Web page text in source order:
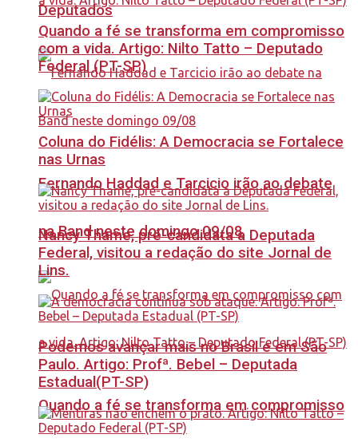
Deputados
Fernando Haddad e Tarcicio irão ao debate
na Band neste domingo 09/08
Quando a fé se transforma em compromisso
Quando a fé se transforma em compromisso
com a vida. Artigo: Nilto Tatto – Deputado
Federal (PT-SP)
Coluna do Fidélis: A Democracia se Fortalece
nas Urnas
Nancy Thame, pré-candidata a Deputada
Federal, visitou a redação do site Jornal de
Lins.
Podemos avançar mais no Brasil e em São
Paulo. Artigo: Profª. Bebel – Deputada
Estadual(PT-SP)